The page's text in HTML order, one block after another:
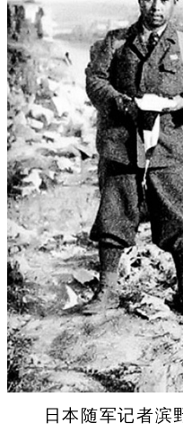
日本随军记者滨野